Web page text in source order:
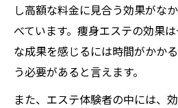
し高額な料金に見合う効果がな
べています。痩身エステの効果
な成果を感じるには時間がかか
う必要があると言えます。
また、エステ体験者の中には、